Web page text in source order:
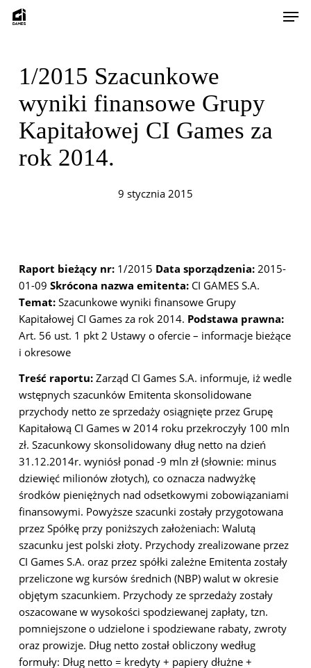
Skip
1/2015 Szacunkowe
wyniki finansowe Grupy
Kapitałowej CI Games za
rok 2014.
9 stycznia 2015
Raport bieżący nr:1/2015 Data sporządzenia: 2015-
01-09 Skrócona nazwa emitenta:CI GAMES S.A.
Temat:Szacunkowe wyniki finansowe Grupy
Kapitałowej CI Games za rok 2014. Podstawa prawna:
Art. 56 ust. 1 pkt 2 Ustawy o ofercie – informacje bieżące
i okresowe
Treść raportu:Zarząd CI Games S.A. informuje, iż wedle
wstępnych szacunków Emitenta skonsolidowane
przychody netto ze sprzedaży osiągnięte przez Grupę
Kapitałową CI Games w 2014 roku przekroczyły 100 mln
zł. Szacunkowy skonsolidowany dług netto na dzień
31.12.2014r. wyniósł ponad -9 mln zł (słownie: minus
dziewięć milionów złotych), co oznacza nadwyżkę
środków pieniężnych nad odsetkowymi zobowiązaniami
finansowymi. Powyższe szacunki zostały przygotowana
przez Spółkę przy poniższych założeniach: Walutą
szacunku jest polski złoty. Przychody zrealizowane przez
CI Games S.A. oraz przez spółki zależne Emitenta zostały
przeliczone wg kursów średnich (NBP) walut w okresie
objętym szacunkiem. Przychody ze sprzedaży zostały
oszacowane w wysokości spodziewanej zapłaty, tzn.
pomniejszone o udzielone i spodziewane rabaty, zwroty
oraz prowizje. Dług netto został obliczony według
formuły: Dług netto = kredyty + papiery dłużne +